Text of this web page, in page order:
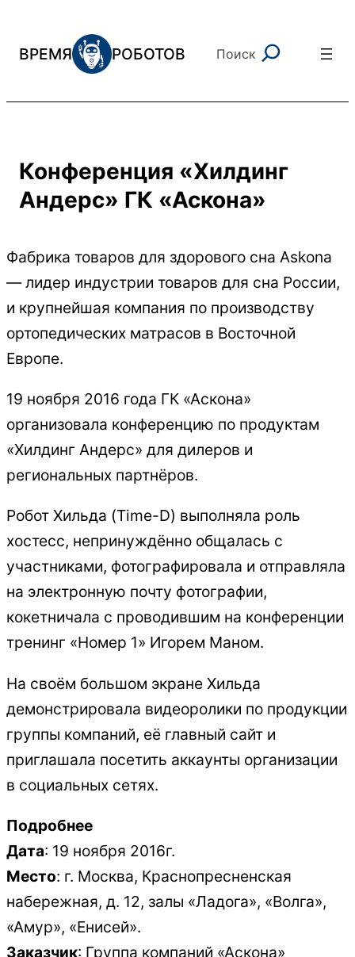
содержимому
ВРЕМЯ РОБОТОВ Поиск Поиск
Конференция «Хилдинг
Андерс» ГК «Аскона»
Фабрика товаров для здорового сна Askona
— лидер индустрии товаров для сна России,
и крупнейшая компания по производству
ортопедических матрасов в Восточной
Европе.
19 ноября 2016 года ГК «Аскона»
организовала конференцию по продуктам
«Хилдинг Андерс» для дилеров и
региональных партнёров.
Робот Хильда (Time-D) выполняла роль
хостесс, непринуждённо общалась с
участниками, фотографировала и отправляла
на электронную почту фотографии,
кокетничала с проводившим на конференции
тренинг «Номер 1» Игорем Маном.
На своём большом экране Хильда
демонстрировала видеоролики по продукции
группы компаний, её главный сайт и
приглашала посетить аккаунты организации
в социальных сетях.
Подробнее
Дата: 19 ноября 2016г.
Место: г. Москва, Краснопресненская
набережная, д. 12, залы «Ладога», «Волга»,
«Амур», «Енисей».
Заказчик: Группа компаний «Аскона»